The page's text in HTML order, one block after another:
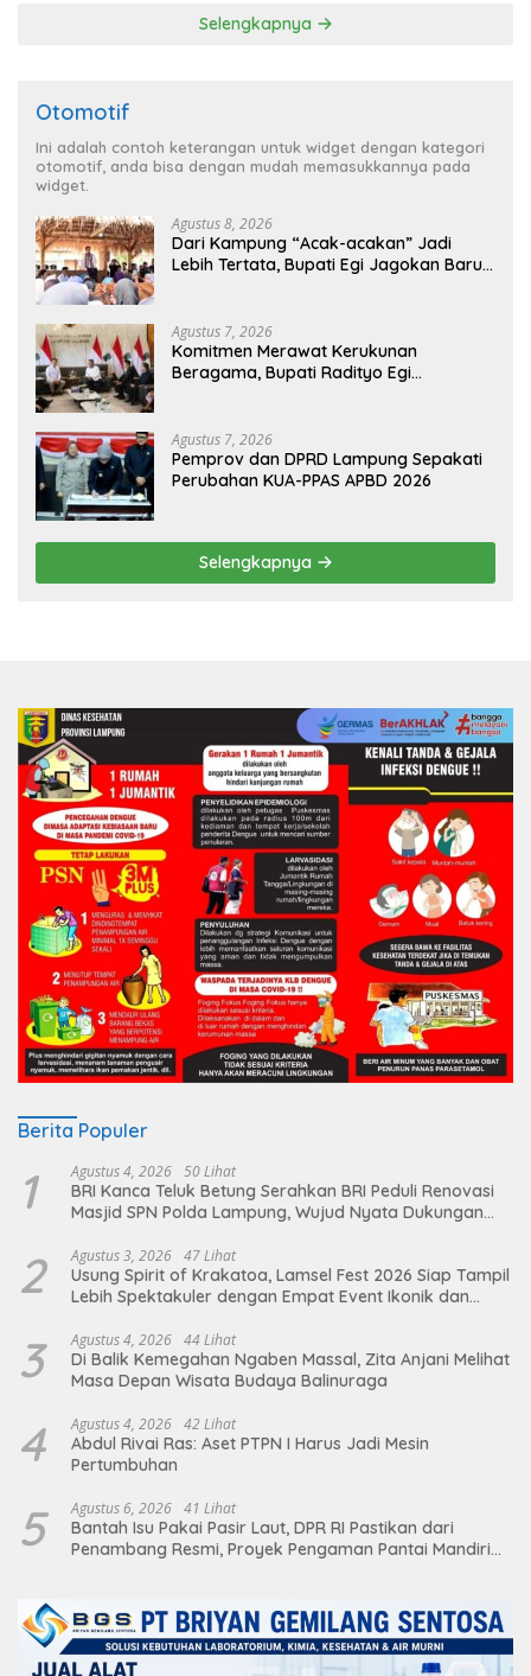
Selengkapnya
Otomotif
Ini adalah contoh keterangan untuk widget dengan kategori
otomotif, anda bisa dengan mudah memasukkannya pada
widget.
Agustus 8, 2026
Dari Kampung “Acak-acakan” Jadi
Lebih Tertata, Bupati Egi Jagokan Baru
Agustus 7, 2026
Komitmen Merawat Kerukunan
Beragama, Bupati Radityo Egi
Agustus 7, 2026
Pemprov dan DPRD Lampung Sepakati
Perubahan KUA-PPAS APBD 2026
Selengkapnya
Berita Populer
1 Agustus 4, 2026 50 Lihat
BRI Kanca Teluk Betung Serahkan BRI Peduli Renovasi
Masjid SPN Polda Lampung, Wujud Nyata Dukungan
2 Agustus 3, 2026 47 Lihat
Usung Spirit of Krakatoa, Lamsel Fest 2026 Siap Tampil
Lebih Spektakuler dengan Empat Event Ikonik dan
3 Agustus 4, 2026 44 Lihat
Di Balik Kemegahan Ngaben Massal, Zita Anjani Melihat
Masa Depan Wisata Budaya Balinuraga
4 Agustus 4, 2026 42 Lihat
Abdul Rivai Ras: Aset PTPN I Harus Jadi Mesin
Pertumbuhan
5 Agustus 6, 2026 41 Lihat
Bantah Isu Pakai Pasir Laut, DPR RI Pastikan dari
Penambang Resmi, Proyek Pengaman Pantai Mandiri